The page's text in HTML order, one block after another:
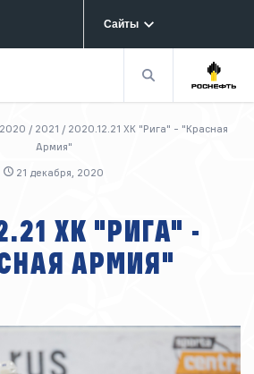
Сайты
/ 2021 / 2020.12.21 ХК "Рига" - "Красная
Армия"
21 декабря, 2020
ХК "РИГА" -
АРМИЯ"